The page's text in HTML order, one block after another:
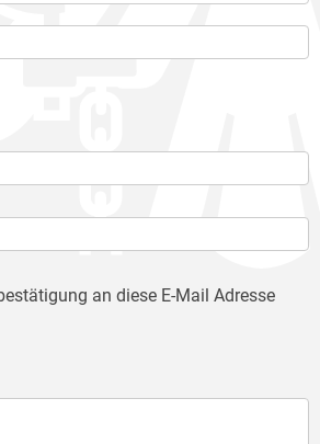
an diese E-Mail Adresse